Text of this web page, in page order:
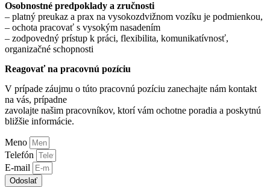
Osobnostné predpoklady a zručnosti
– platný preukaz a prax na vysokozdvižnom vozíku je podmienkou,
– ochota pracovať s vysokým nasadením
– zodpovedný prístup k práci, flexibilita, komunikatívnosť,
organizačné schopnosti
Reagovať na pracovnú pozíciu
V prípade záujmu o túto pracovnú pozíciu zanechajte nám kontakt
na vás, prípadne
zavolajte našim pracovníkov, ktorí vám ochotne poradia a poskytnú
bližšie informácie.
Meno
Telefón
E-mail
Odoslať